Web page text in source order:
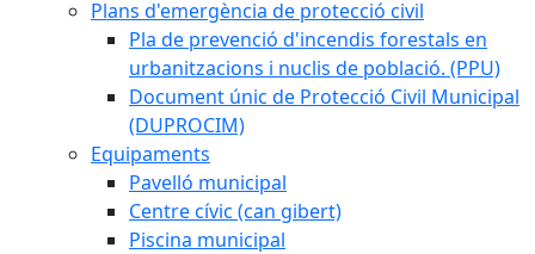
Plans d'emergència de protecció civil
Pla de prevenció d'incendis forestals en
urbanitzacions i nuclis de població. (PPU)
Document únic de Protecció Civil Municipal
(DUPROCIM)
Equipaments
Pavelló municipal
Centre cívic (can gibert)
Piscina municipal